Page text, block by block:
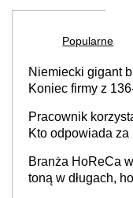
Popularne
Niemiecki gigant
Koniec firmy z
Pracownik
Kto odpowiada za
Branża HoReCa
toną w długach,